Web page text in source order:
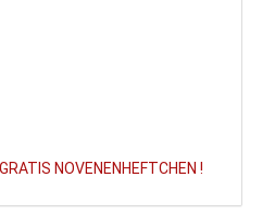
NOVENENHEFTCHEN !